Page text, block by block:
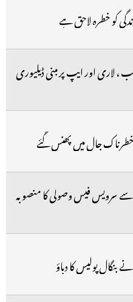
کو خطرہ لاحق ہے
، لاری اور ایپ پر مبنی ڈیلیوری
جال میں پھنس گئے
سے سرویس فیس وصولی کا منصوبہ
بنگال پولیس کا دباؤ